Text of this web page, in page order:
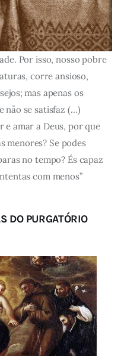
Por isso, nosso pobre
corre ansioso,
mas apenas os
não se satisfaz (…)
e amar a Deus, por que
menores? Se podes
no tempo? És capaz
com menos”
DO PURGATÓRIO